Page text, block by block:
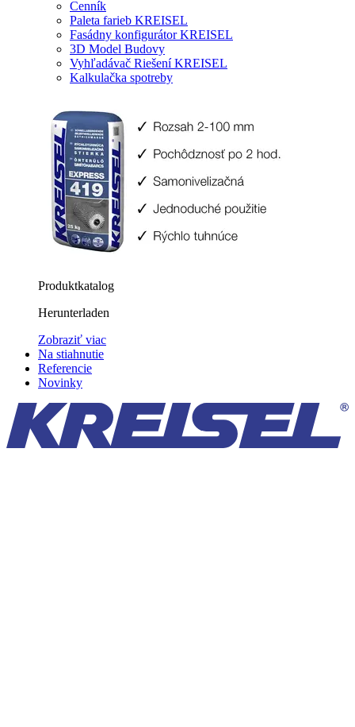
Cenník
Paleta farieb KREISEL
Fasádny konfigurátor KREISEL
3D Model Budovy
Vyhľadávač Riešení KREISEL
Kalkulačka spotreby
Produktkatalog
Herunterladen
Zobraziť viac
Na stiahnutie
Referencie
Novinky